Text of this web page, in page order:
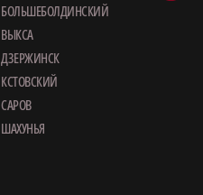
БОЛЬШЕБОЛДИНСКИЙ
ВЫКСА
ДЗЕРЖИНСК
КСТОВСКИЙ
САРОВ
ШАХУНЬЯ